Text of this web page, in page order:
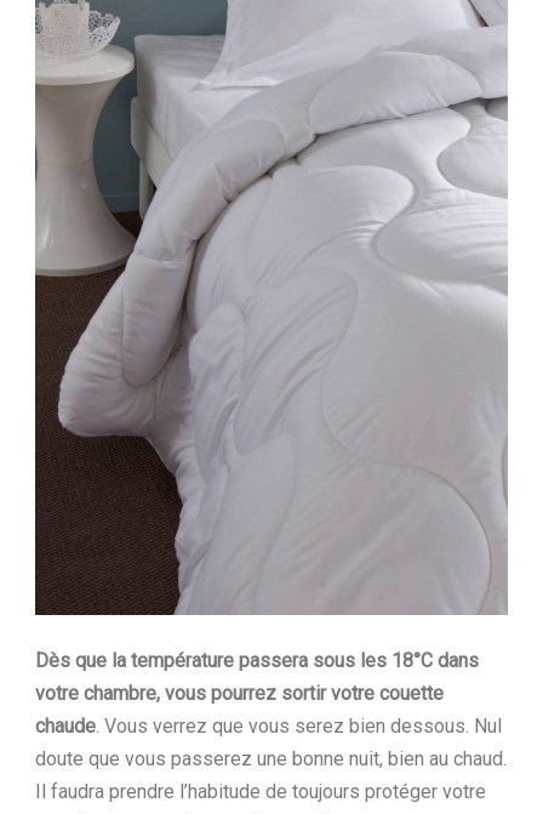
Dès que la température passera sous les 18°C dans
votre chambre, vous pourrez sortir votre couette
chaude. Vous verrez que vous serez bien dessous. Nul
doute que vous passerez une bonne nuit, bien au chaud.
Il faudra prendre l’habitude de toujours protéger votre